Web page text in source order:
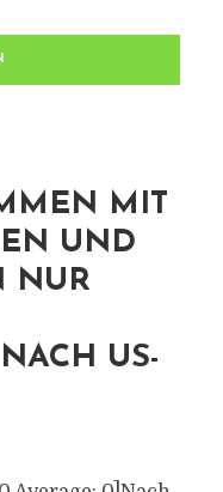
MIT
UND C
B
US-Z